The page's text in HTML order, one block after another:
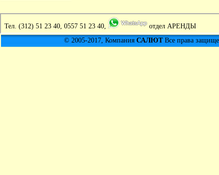
Тел. (312) 51 23 40, 0557 51 23 40,
отдел АРЕНДЫ
© 2005-2017, Компания САЛЮТВсе права